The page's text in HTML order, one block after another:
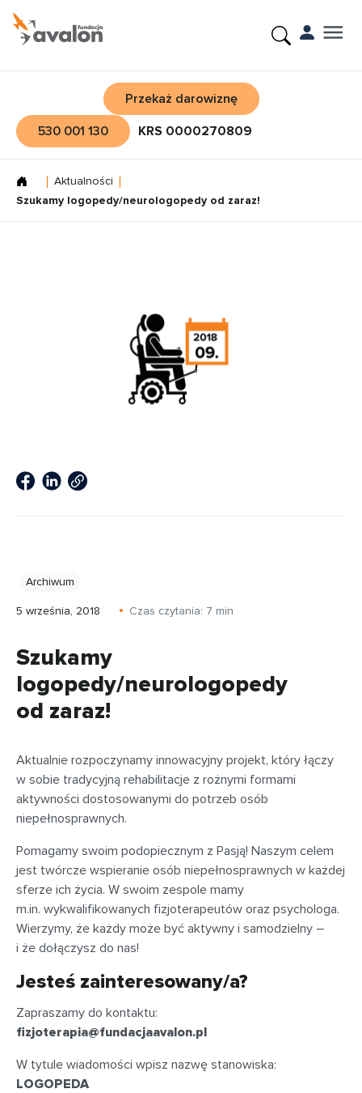
Przekaż darowiznę
530 001 130
KRS 0000270809
Aktualności
Szukamy logopedy/neurologopedy od zaraz!
Archiwum
5 września, 2018 Czas czytania: 7 min
Szukamy
logopedy/neurologopedy
od zaraz!
Aktualnie rozpoczynamy innowacyjny projekt, który łączy
w sobie tradycyjną rehabilitacje z rożnymi formami
aktywności dostosowanymi do potrzeb osób
niepełnosprawnych.
Pomagamy swoim podopiecznym z Pasją! Naszym celem
jest twórcze wspieranie osób niepełnosprawnych w każdej
sferze ich życia. W swoim zespole mamy
m.in. wykwalifikowanych fizjoterapeutów oraz psychologa.
Wierzymy, że każdy może być aktywny i samodzielny –
i że dołączysz do nas!
Jesteś zainteresowany/a?
Zapraszamy do kontaktu:
fizjoterapia@fundacjaavalon.pl
W tytule wiadomości wpisz nazwę stanowiska:
LOGOPEDA